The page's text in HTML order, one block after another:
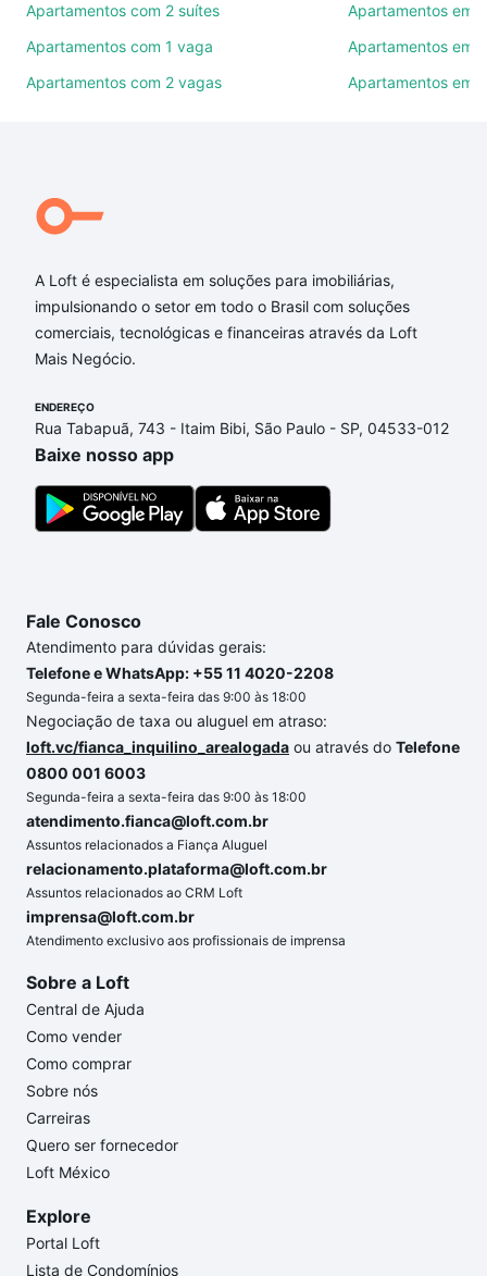
também pode usar os filtros como quantidade de
quartos, suítes, com ou sem vaga de garagem para
comodidades, como piscina, academia, salão de
Qual o preço de Apartamentos com 4 banheiros à
venda em Jardim Aeroporto, Sorocaba, SP?
Aqui na Loft temos a oferta ideal para você, com
Apartamentos com 4 banheiros à venda em Jardim
Aeroporto, Sorocaba, SP que custam a partir de R$
0 e com nossas opções de financiamento imobiliário
Se ainda tem alguma dúvida dos custos envolvidos
no processo de compra, veja em nosso portal
quanto custa comprar um apartamento
a gente para comprar o imóvel dos seus sonhos
com segurança e conforto. Loft, com você até as
Apartamentos com 2 suítes
Apartamentos com 1 vaga
Apartamentos com 2 vagas
Apartamentos em
Apartamentos em
Apartamentos em
A Loft é especialista em soluções para imobiliárias,
impulsionando o setor em todo o Brasil com soluções
comerciais, tecnológicas e financeiras através da Loft
Mais Negócio.
ENDEREÇO
Rua Tabapuã, 743 - Itaim Bibi, São Paulo - SP, 04533-012
Baixe nosso app
Fale Conosco
Atendimento para dúvidas gerais:
Telefone e WhatsApp: +55 11 4020-2208
Segunda-feira a sexta-feira das 9:00 às 18:00
Negociação de taxa ou aluguel em atraso:
loft.vc/fianca_inquilino_arealogada ou através do Telefone
0800 001 6003
Segunda-feira a sexta-feira das 9:00 às 18:00
atendimento.fianca@loft.com.br
Assuntos relacionados a Fiança Aluguel
relacionamento.plataforma@loft.com.br
Assuntos relacionados ao CRM Loft
imprensa@loft.com.br
Atendimento exclusivo aos profissionais de imprensa
Sobre a Loft
Central de Ajuda
Como vender
Como comprar
Sobre nós
Carreiras
Quero ser fornecedor
Loft México
Explore
Portal Loft
Lista de Condomínios